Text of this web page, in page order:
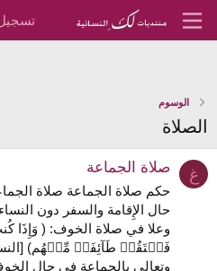
الوسوم
الصلاة
غ صلاة الجماعة
حكم صلاة الجماعة صلاة
وعلا في صلاة الخوف: (
وتعالى بالجماعة في حال